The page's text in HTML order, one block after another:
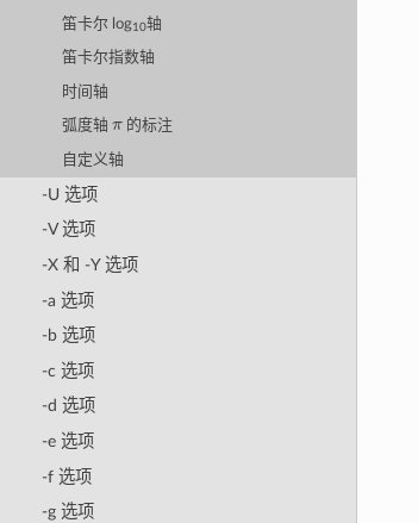
笛卡尔 log 10轴
笛卡尔指数轴
时间轴
弧度轴 的标注
自定义轴
-U 选项
-V 选项
-X 和 -Y 选项
-a 选项
-b 选项
-c 选项
-d 选项
-e 选项
-f 选项
-g 选项